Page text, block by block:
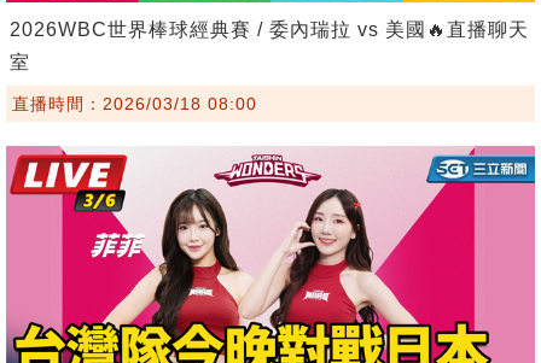
2026WBC世界棒球經典賽 / 委內瑞拉 vs 美國🔥直播聊天
室
直播時間：2026/03/18 08:00